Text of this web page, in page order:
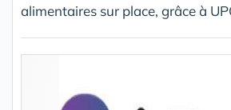
alimentaires sur place, grâce à